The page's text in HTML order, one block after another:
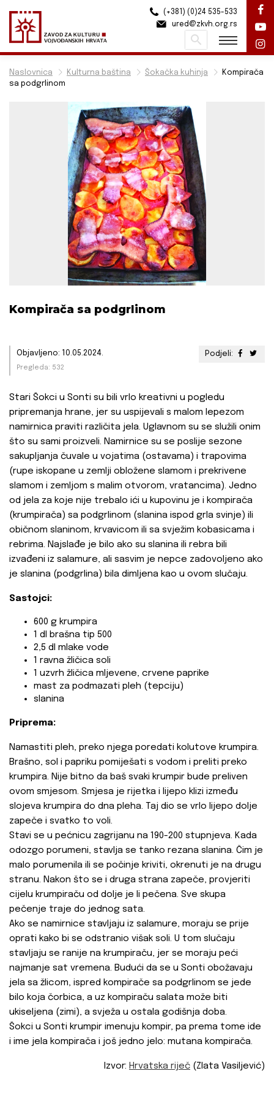
Naslovnica Kulturna baština Šokačka kuhinja
Kompirača
sa podgrlinom
Kompirača sa podgrlinom
Podjeli:
Objavljeno: 10.05.2024.
Pregleda: 532
Stari Šokci u Sonti su bili vrlo kreativni u pogledu
pripremanja hrane, jer su uspijevali s malom lepezom
namirnica praviti različita jela. Uglavnom su se služili onim
što su sami proizveli. Namirnice su se poslije sezone
sakupljanja čuvale u vojatima (ostavama) i trapovima
(rupe iskopane u zemlji obložene slamom i prekrivene
slamom i zemljom s malim otvorom, vratancima). Jedno
od jela za koje nije trebalo ići u kupovinu je i kompirača
(krumpirača) sa podgrlinom (slanina ispod grla svinje) ili
običnom slaninom, krvavicom ili sa svježim kobasicama i
rebrima. Najslađe je bilo ako su slanina ili rebra bili
izvađeni iz salamure, ali sasvim je nepce zadovoljeno ako
je slanina (podgrlina) bila dimljena kao u ovom slučaju.
Sastojci:
600 g krumpira
1 dl brašna tip 500
2,5 dl mlake vode
1 ravna žličica soli
1 uzvrh žličica mljevene, crvene paprike
mast za podmazati pleh (tepciju)
slanina
Priprema:
Namastiti pleh, preko njega poredati kolutove krumpira.
Brašno, sol i papriku pomiješati s vodom i preliti preko
krumpira. Nije bitno da baš svaki krumpir bude preliven
ovom smjesom. Smjesa je rijetka i lijepo klizi između
slojeva krumpira do dna pleha. Taj dio se vrlo lijepo dolje
zapeče i svatko to voli.
Stavi se u pećnicu zagrijanu na 190-200 stupnjeva. Kada
odozgo porumeni, stavlja se tanko rezana slanina. Čim je
malo porumenila ili se počinje kriviti, okrenuti je na drugu
stranu. Nakon što se i druga strana zapeče, provjeriti
cijelu krumpiraču od dolje je li pečena. Sve skupa
pečenje traje do jednog sata.
Ako se namirnice stavljaju iz salamure, moraju se prije
oprati kako bi se odstranio višak soli. U tom slučaju
stavljaju se ranije na krumpiraču, jer se moraju peći
najmanje sat vremena. Budući da se u Sonti obožavaju
jela sa žlicom, ispred kompirače sa podgrlinom se jede
bilo koja čorbica, a uz kompiraču salata može biti
ukiseljena (zimi), a svježa u ostala godišnja doba.
Šokci u Sonti krumpir imenuju kompir, pa prema tome ide
i ime jela kompirača i još jedno jelo: mutana kompirača.
Izvor: Hrvatska riječ (Zlata Vasiljević)
(+381) (0)24 535-533
ured@zkvh.org.rs
Pretraži